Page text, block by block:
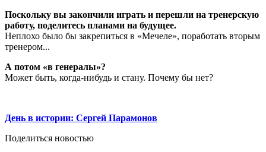
Поскольку вы закончили играть и перешли на тренерскую
работу, поделитесь планами на будущее.
Неплохо было бы закрепиться в «Мечеле», поработать вторым
тренером...
А потом «в генералы»?
Может быть, когда-нибудь и стану. Почему бы нет?
День в истории: Сергей Парамонов
Поделиться новостью